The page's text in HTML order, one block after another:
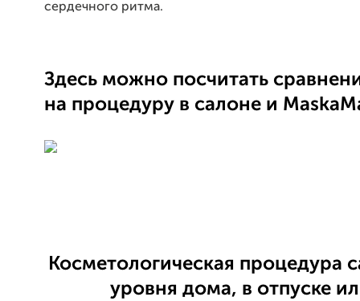
сердечного ритма.
Здесь можно посчитать
на процедуру в салоне и
Косметологическая процедура
уровня дома, в отпуске